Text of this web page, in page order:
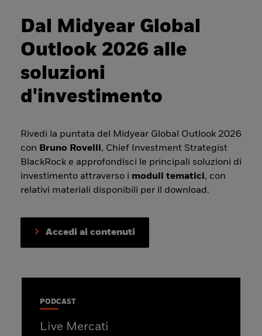
Dal Midyear Global
Outlook 2026 alle
soluzioni
d'investimento
Rivedi la puntata del Midyear Global Outlook 2026
con Bruno Rovelli, Chief Investment Strategist
BlackRock e approfondisci le principali soluzioni di
investimento attraverso i moduli tematici, con
relativi materiali disponibili per il download.
Accedi ai contenuti
PODCAST
Live Mercati